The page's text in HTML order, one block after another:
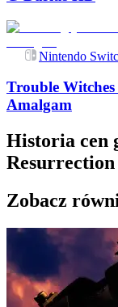
Nintendo
Trouble
Amalgam
Historia cen
Resurrection
Zobacz